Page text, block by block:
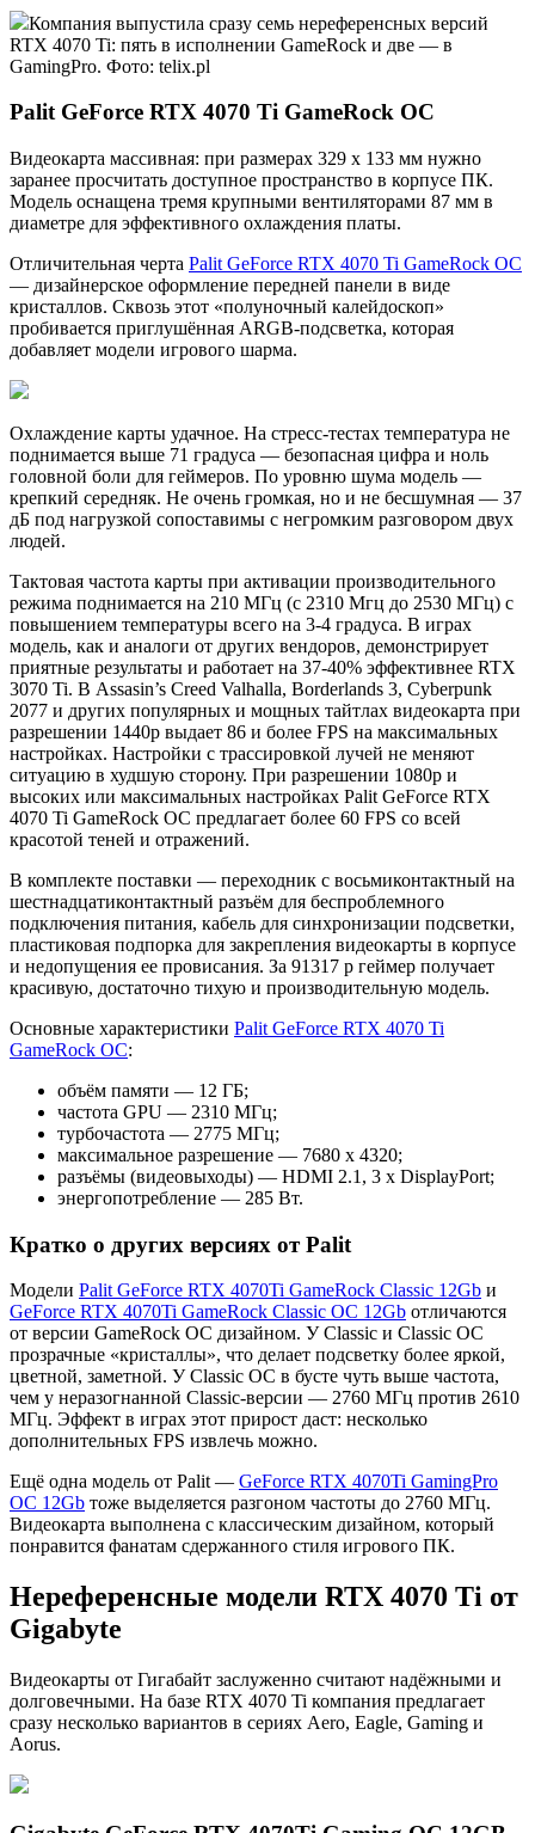
Компания выпустила сразу семь нереференсных версий
RTX 4070 Ti: пять в исполнении GameRock и две — в
GamingPro. Фото: telix.pl
Palit GeForce RTX 4070 Ti GameRock OC
Видеокарта массивная: при размерах 329 х 133 мм нужно
заранее просчитать доступное пространство в корпусе ПК.
Модель оснащена тремя крупными вентиляторами 87 мм в
диаметре для эффективного охлаждения платы.
Отличительная черта Palit GeForce RTX 4070 Ti GameRock OC
— дизайнерское оформление передней панели в виде
кристаллов. Сквозь этот «полуночный калейдоскоп»
пробивается приглушённая ARGB-подсветка, которая
добавляет модели игрового шарма.
Охлаждение карты удачное. На стресс-тестах температура не
поднимается выше 71 градуса — безопасная цифра и ноль
головной боли для геймеров. По уровню шума модель —
крепкий середняк. Не очень громкая, но и не бесшумная — 37
дБ под нагрузкой сопоставимы с негромким разговором двух
людей.
Тактовая частота карты при активации производительного
режима поднимается на 210 МГц (с 2310 Мгц до 2530 МГц) с
повышением температуры всего на 3-4 градуса. В играх
модель, как и аналоги от других вендоров, демонстрирует
приятные результаты и работает на 37-40% эффективнее RTX
3070 Ti. В Assasin’s Creed Valhalla, Borderlands 3, Cyberpunk
2077 и других популярных и мощных тайтлах видеокарта при
разрешении 1440p выдает 86 и более FPS на максимальных
настройках. Настройки с трассировкой лучей не меняют
ситуацию в худшую сторону. При разрешении 1080p и
высоких или максимальных настройках Palit GeForce RTX
4070 Ti GameRock OC предлагает более 60 FPS со всей
красотой теней и отражений.
В комплекте поставки — переходник с восьмиконтактный на
шестнадцатиконтактный разъём для беспроблемного
подключения питания, кабель для синхронизации подсветки,
пластиковая подпорка для закрепления видеокарты в корпусе
и недопущения ее провисания. За 91317 р геймер получает
красивую, достаточно тихую и производительную модель.
Основные характеристики Palit GeForce RTX 4070 Ti
GameRock OC:
объём памяти — 12 ГБ;
частота GPU — 2310 МГц;
турбочастота — 2775 МГц;
максимальное разрешение — 7680 х 4320;
разъёмы (видеовыходы) — HDMI 2.1, 3 x DisplayPort;
энергопотребление — 285 Вт.
Кратко о других версиях от Palit
Модели Palit GeForce RTX 4070Ti GameRock Classic 12Gb и
GeForce RTX 4070Ti GameRock Classic OC 12Gb отличаются
от версии GameRock OC дизайном. У Classic и Classic OC
прозрачные «кристаллы», что делает подсветку более яркой,
цветной, заметной. У Classic OC в бусте чуть выше частота,
чем у неразогнанной Classic-версии — 2760 МГц против 2610
МГц. Эффект в играх этот прирост даст: несколько
дополнительных FPS извлечь можно.
Ещё одна модель от Palit — GeForce RTX 4070Ti GamingPro
OC 12Gb тоже выделяется разгоном частоты до 2760 МГц.
Видеокарта выполнена с классическим дизайном, который
понравится фанатам сдержанного стиля игрового ПК.
Нереференсные модели RTX 4070 Ti от
Gigabyte
Видеокарты от Гигабайт заслуженно считают надёжными и
долговечными. На базе RTX 4070 Ti компания предлагает
сразу несколько вариантов в сериях Aero, Eagle, Gaming и
Aorus.